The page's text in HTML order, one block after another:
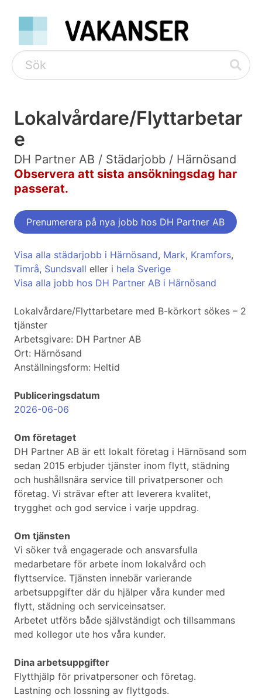
Lokalvårdare/Flyttarbetar
e
DH Partner AB / Städarjobb / Härnösand
Observera att sista ansökningsdag har
passerat.
Prenumerera på nya jobb hos DH Partner AB
Visa alla städarjobb i Härnösand, Mark, Kramfors,
Timrå, Sundsvall eller i hela Sverige
Visa alla jobb hos DH Partner AB i Härnösand
Lokalvårdare/Flyttarbetare med B-körkort sökes – 2
tjänster
Arbetsgivare: DH Partner AB⁠
Ort: Härnösand
Anställningsform: Heltid
Publiceringsdatum
2026-06-06
Om företaget
DH Partner AB är ett lokalt företag i Härnösand som
sedan 2015 erbjuder tjänster inom flytt, städning
och hushållsnära service till privatpersoner och
företag. Vi strävar efter att leverera kvalitet,
trygghet och god service i varje uppdrag.
Om tjänsten
Vi söker två engagerade och ansvarsfulla
medarbetare för arbete inom lokalvård och
flyttservice. Tjänsten innebär varierande
arbetsuppgifter där du hjälper våra kunder med
flytt, städning och serviceinsatser.
Arbetet utförs både självständigt och tillsammans
med kollegor ute hos våra kunder.
Dina arbetsuppgifter
Flytthjälp för privatpersoner och företag.
Lastning och lossning av flyttgods.